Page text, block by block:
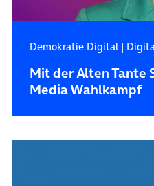
Demokratie Digital|
Mit der Alten Tante
Media Wahlkampf